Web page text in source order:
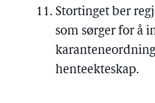
Stortinget ber
som sørger for å
henteekteskap.